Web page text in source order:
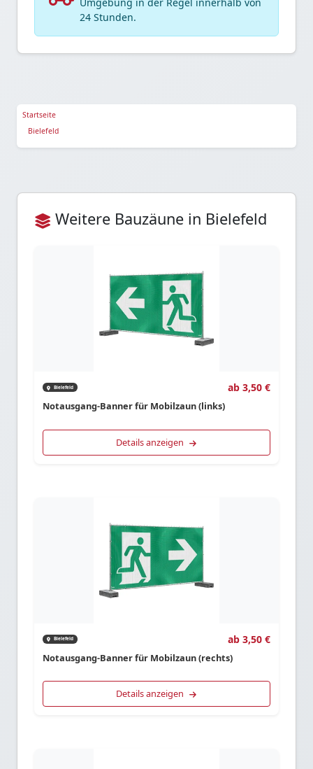
Startseite
Bielefeld
24 Stunden.
Weitere Bauzäune in Bielefeld
Bielefeld ab 3,50 €
Notausgang-Banner für Mobilzaun (links)
Details anzeigen
Bielefeld ab 3,50 €
Notausgang-Banner für Mobilzaun (rechts)
Details anzeigen